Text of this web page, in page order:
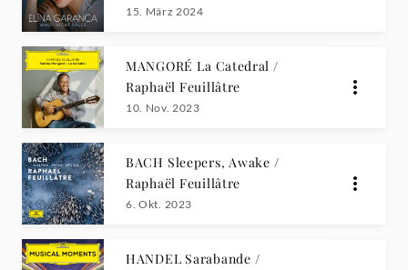
Garanča
15. März 2024
MANGORÉ La Catedral /
Raphaël Feuillâtre
10. Nov. 2023
BACH Sleepers, Awake /
Raphaël Feuillâtre
6. Okt. 2023
HANDEL Sarabande /